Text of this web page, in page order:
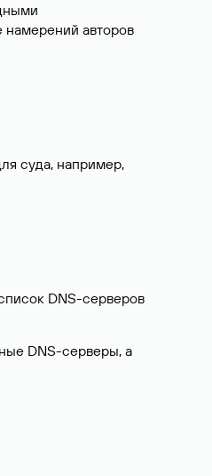
намерений авторов
суда, например,
DNS-серверов
DNS-серверы, а